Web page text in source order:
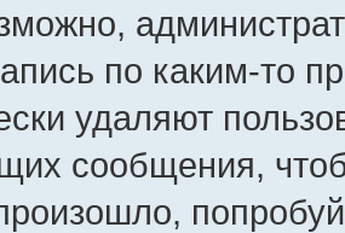
по каким-то
удаляют
сообщения,